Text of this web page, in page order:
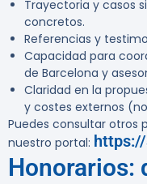
Trayectoria y casos
concretos.
Referencias y
Capacidad para
de Barcelona y
Claridad en la
y costes externos
Puedes consultar otros
nuestro portal:
Honorarios: